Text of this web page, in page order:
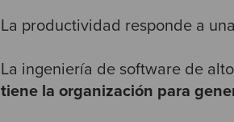
La productividad responde a
La ingeniería de software de
tiene la organización para